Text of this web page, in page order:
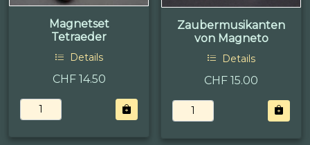
Magnetset
Tetraeder
Details
CHF 14.50
Zaubermusikanten
von Magneto
Details
CHF 15.00